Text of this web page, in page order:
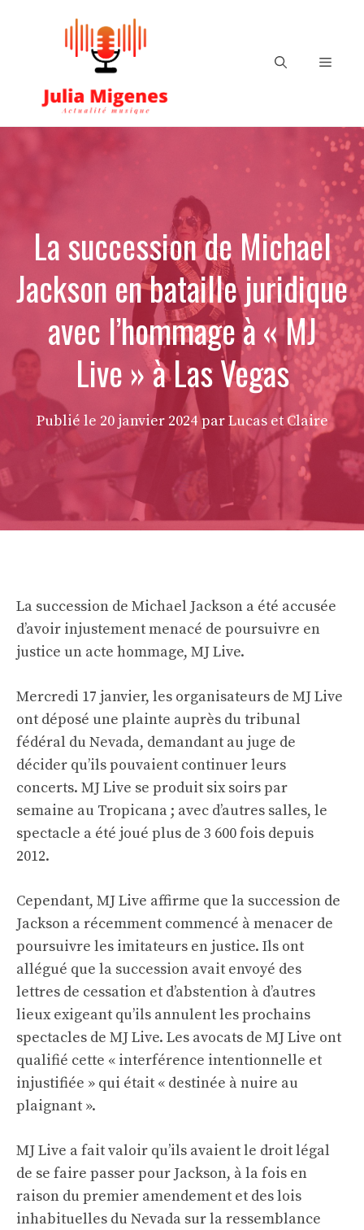
Menu
La succession de Michael
Jackson en bataille juridique
avec l’hommage à « MJ
Live » à Las Vegas
Publié le 20 janvier 2024 par Lucas et Claire
La succession de Michael Jackson a été accusée
d’avoir injustement menacé de poursuivre en
justice un acte hommage, MJ Live.
Mercredi 17 janvier, les organisateurs de MJ Live
ont déposé une plainte auprès du tribunal
fédéral du Nevada, demandant au juge de
décider qu’ils pouvaient continuer leurs
concerts. MJ Live se produit six soirs par
semaine au Tropicana ; avec d’autres salles, le
spectacle a été joué plus de 3 600 fois depuis
2012.
Cependant, MJ Live affirme que la succession de
Jackson a récemment commencé à menacer de
poursuivre les imitateurs en justice. Ils ont
allégué que la succession avait envoyé des
lettres de cessation et d’abstention à d’autres
lieux exigeant qu’ils annulent les prochains
spectacles de MJ Live. Les avocats de MJ Live ont
qualifié cette « interférence intentionnelle et
injustifiée » qui était « destinée à nuire au
plaignant ».
MJ Live a fait valoir qu’ils avaient le droit légal
de se faire passer pour Jackson, à la fois en
raison du premier amendement et des lois
inhabituelles du Nevada sur la ressemblance